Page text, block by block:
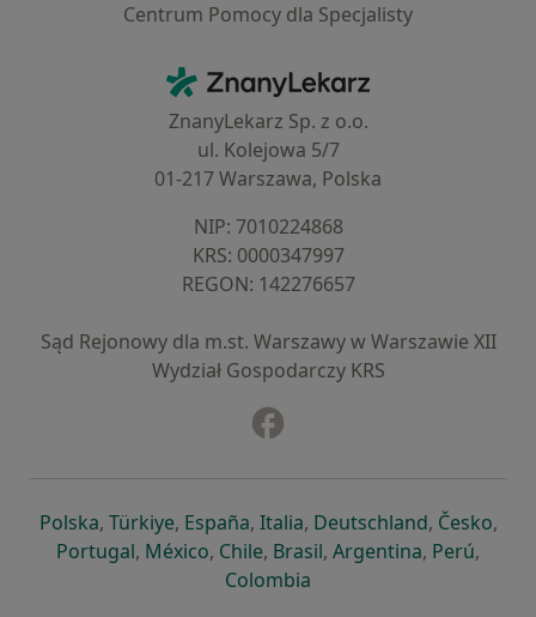
Centrum Pomocy dla Specjalisty
ZnanyLekarz - Strona główna
ZnanyLekarz Sp. z o.o.
ul. Kolejowa 5/7
01-217 Warszawa, Polska
NIP: ⁠7010224868
KRS: ⁠0000347997
REGON: ⁠142276657
Sąd Rejonowy dla m.st. Warszawy w Warszawie XII
Wydział Gospodarczy KRS
Polskaotwiera się w nowej karcie
, Türkiyeotwiera się w nowej karcie
, Españaotwiera się w nowej karcie
, Italiaotwiera się w nowej
, Deutschlandotwiera się
, Česko,
Portugalotwiera się w nowej karcie
, Méxicootwiera się w nowej karcie
, Chileotwiera się w nowej karcie
, Brasilotwiera się w nowej
, Argentinaotwiera się
, Perú,
Colombia